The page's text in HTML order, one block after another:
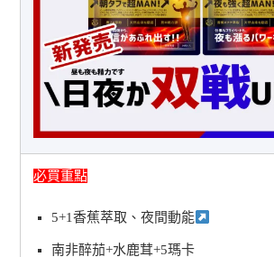
必買重點
5+1香蕉萃取、夜間動能
南非醉茄+水鹿茸+5瑪卡